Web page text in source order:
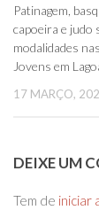
Patinagem,
capoeira e judo
modalidades
Jovens em
17 MARÇO,
DEIXE UM
Tem de iniciar